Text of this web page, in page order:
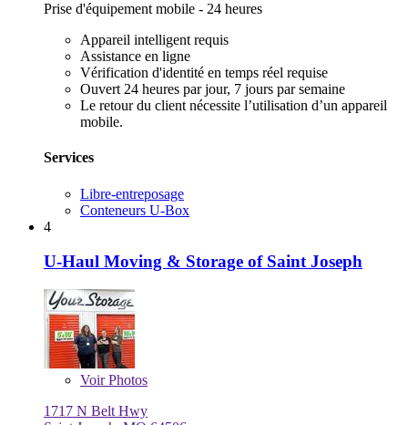
Prise d'équipement mobile - 24 heures
Appareil intelligent requis
Assistance en ligne
Vérification d'identité en temps réel requise
Ouvert 24 heures par jour, 7 jours par semaine
Le retour du client nécessite l’utilisation d’un appareil
mobile.
Services
Libre-entreposage
Conteneurs U-Box
4
U-Haul Moving & Storage of Saint Joseph
VoirPhotos
1717 N Belt Hwy